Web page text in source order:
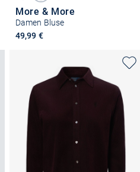
More & More
Damen Bluse
49,99 €